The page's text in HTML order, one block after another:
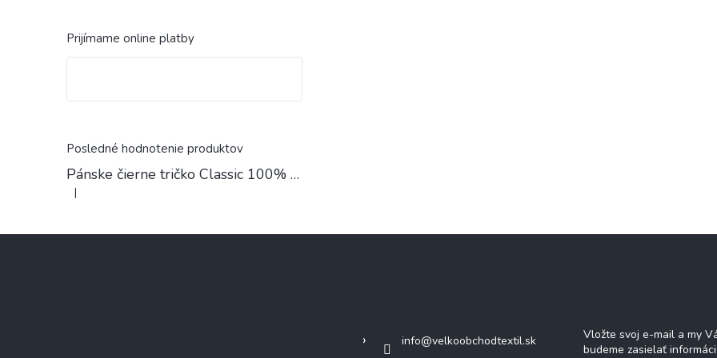
Prijímame online platby
Posledné hodnotenie produktov
Pánske čierne tričko Classic 100% Bavlna
Hodnotenie produktu je 4 z 5 hviezdičiek.
|
info@velkoobchodtextil.sk
Vložte svoj e-mail a my
budeme zasielať